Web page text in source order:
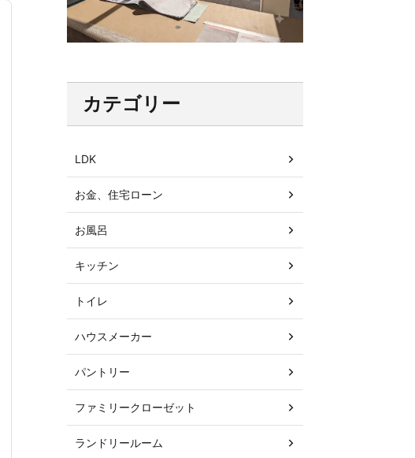
カテゴリー
LDK
お金、住宅ローン
お風呂
キッチン
トイレ
ハウスメーカー
パントリー
ファミリークローゼット
ランドリールーム